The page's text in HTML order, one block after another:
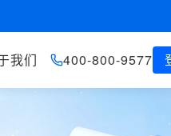
我们 400-800-9577